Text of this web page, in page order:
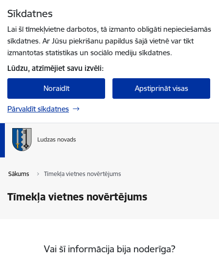
Sīkdatnes
Lai šī tīmekļvietne darbotos, tā izmanto obligāti nepieciešamās
sīkdatnes. Ar Jūsu piekrišanu papildus šajā vietnē var tikt
izmantotas statistikas un sociālo mediju sīkdatnes.
Lūdzu, atzīmējiet savu izvēli:
Noraidīt Apstiprināt visas
Pārvaldīt sīkdatnes
Sākums Tīmekļa vietnes novērtējums
Tīmekļa vietnes novērtējums
Vai šī informācija bija noderīga?